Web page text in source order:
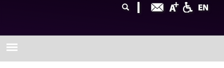
wyszukiwania